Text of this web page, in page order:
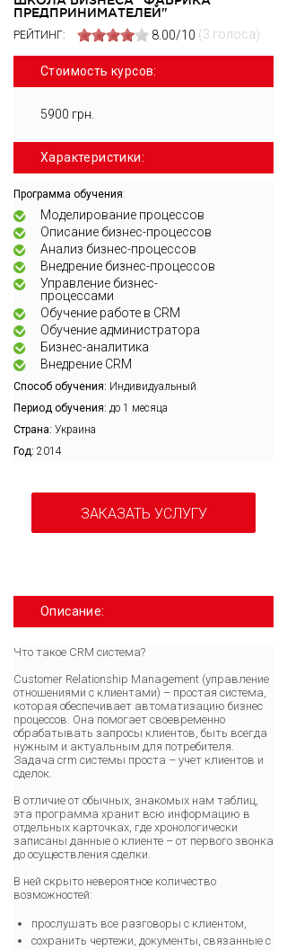
ПРЕДПРИНИМАТЕЛЕЙ"
РЕЙТИНГ: 8.00/10 (3 голоса)
Стоимость курсов:
5900 грн.
Характеристики:
Программа обучения:
Моделирование процессов
Описание бизнес-процессов
Анализ бизнес-процессов
Внедрение бизнес-процессов
Управление бизнес-
процессами
Обучение работе в CRM
Обучение администратора
Бизнес-аналитика
Внедрение CRM
Способ обучения: Индивидуальный
Период обучения: до 1 месяца
Страна: Украина
Год: 2014
ЗАКАЗАТЬ УСЛУГУ
Описание:
Что такое CRM система?
Customer Relationship Management (управление
отношениями с клиентами) – простая система,
которая обеспечивает автоматизацию бизнес
процессов. Она помогает своевременно
обрабатывать запросы клиентов, быть всегда
нужным и актуальным для потребителя.
Задача crm системы проста – учет клиентов и
сделок.
В отличие от обычных, знакомых нам таблиц,
эта программа хранит всю информацию в
отдельных карточках, где хронологически
записаны данные о клиенте – от первого звонка
до осуществления сделки.
В ней скрыто невероятное количество
возможностей:
прослушать все разговоры с клиентом,
сохранить чертежи, документы, связанные с